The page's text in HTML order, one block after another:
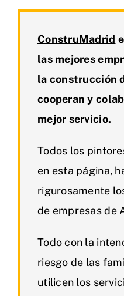
ConstruMadrid
las mejores
la construcción
cooperan y
mejor servicio.
Todos los
en esta página,
rigurosamente
de empresas de
Todo con la
riesgo de las
utilicen los